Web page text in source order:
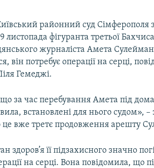
районний суд Сімферополя
фігуранта третьої
журналіста Амета
він потребує операції на серці,
Гемеджі.
за час перебування Амета під
встановлені для нього судом», –
вже третє продовження арешту
здоров’я її підзахисного значно
на серці. Вона повідомила, що